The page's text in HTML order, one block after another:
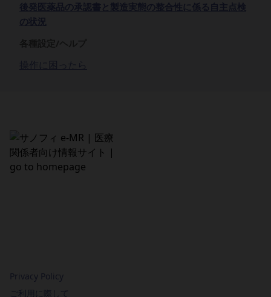
後発医薬品の承認書と製造実態の整合性に係る自主点検
の状況
操作に困ったら
Privacy Policy
ご利用に際して